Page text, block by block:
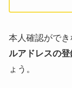
本人確認ができ
ルアドレスの
ょう。